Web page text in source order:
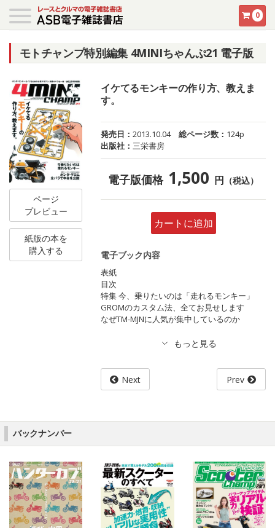
0
モトチャンプ特別編集 4MINIちゃんぷ21 電子版
ページ
プレビュー
紙版の本を
購入する
イケてるモンキーの作り方、教えま
す。
発売日：2013.10.04 総ページ数： 124p
出版社：三栄書房
電子版価格 1,500 円 （税込）
カートに追加
電子ブック内容
表紙
目次
特集 今、乗りたいのは「走れるモンキー」
GROMのカスタム法、全てお見せします
なぜTM-MJNに人気が集中しているのか
Next Prev
バックナンバー